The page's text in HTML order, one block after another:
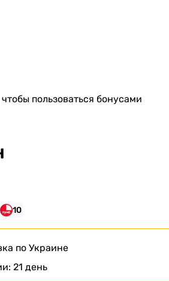
чтобы пользоваться бонусами
10
по Украине
21 день